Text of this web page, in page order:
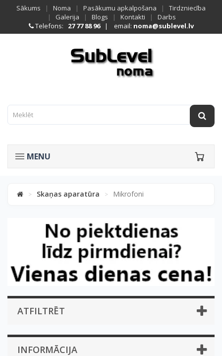
Sākums | Noma | Pasākumu apkalpošana |
Tirdzniecība
|
Galerija | Blogs | Kontakti |
Darbs
Telefons:
27 77 88 96| email: noma@sublevel.lv
MENU
> Skaņas aparatūra > Mikrofoni
ATFILTRĒT
INFORMĀCIJA